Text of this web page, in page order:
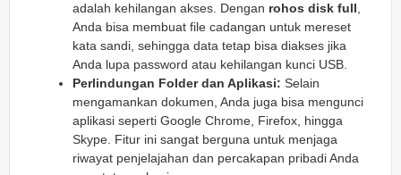
adalah kehilangan akses. Dengan rohos disk full
Anda bisa membuat file cadangan untuk mereset
kata sandi, sehingga data tetap bisa diakses jika
Anda lupa password atau kehilangan kunci USB.
Perlindungan Folder dan Aplikasi: Selain
mengamankan dokumen, Anda juga bisa mengunci
aplikasi seperti Google Chrome, Firefox, hingga
Skype. Fitur ini sangat berguna untuk menjaga
riwayat penjelajahan dan percakapan pribadi Anda